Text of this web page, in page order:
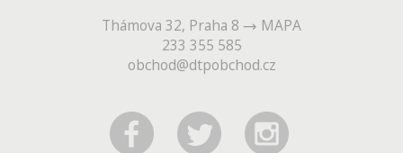
Thámova 32, Praha 8
MAPA
233 355 585
obchod@dtpobchod.cz